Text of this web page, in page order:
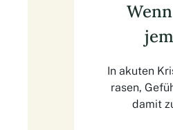
In akuten
rasen,
damit